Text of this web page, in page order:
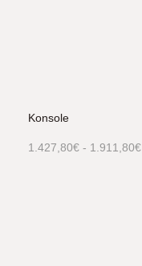
Konsole
1.427,80€ - 1.911,80€